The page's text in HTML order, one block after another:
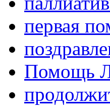
первая
Помощь